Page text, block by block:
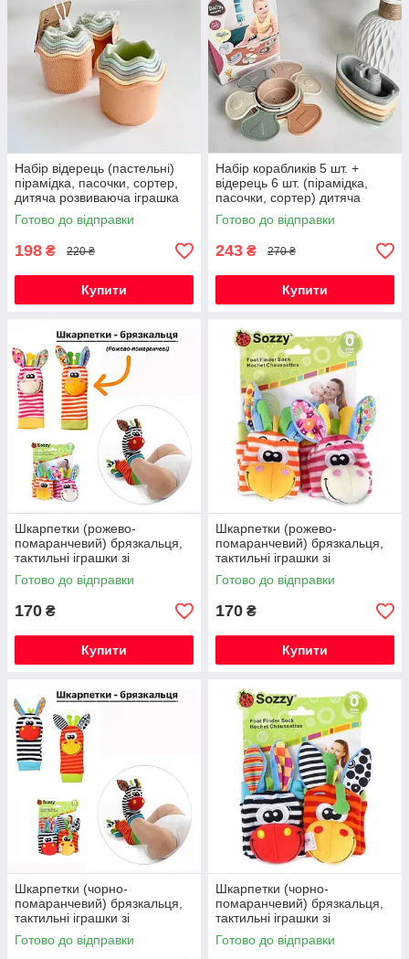
Набір відерець (пастельні)
пірамідка, пасочки, сортер,
дитяча розвиваюча іграшка
для ванної
Готово до відправки
198 ₴ 220 ₴
Купити
Набір корабликів 5 шт. +
відерець 6 шт. (пірамідка,
пасочки, сортер) дитяча
розвиваюча іграшка для
ванної
Готово до відправки
243 ₴ 270 ₴
Купити
Шкарпетки (рожево-
помаранчевий) брязкальця,
тактильні іграшки зі
звірятами, розвиваючі для
малюків, шарудять і дзвенять
Готово до відправки
170 ₴
Купити
Шкарпетки (рожево-
помаранчевий) брязкальця,
тактильні іграшки зі
звірятами, розвиваючі для
малюків, шарудять і дзвенять
Готово до відправки
170 ₴
Купити
Шкарпетки (чорно-
помаранчевий) брязкальця,
тактильні іграшки зі
звірятами, розвиваючі для
малюків, шарудять і дзвенять
Готово до відправки
Шкарпетки (чорно-
помаранчевий) брязкальця,
тактильні іграшки зі
звірятами, розвиваючі для
малюків, шарудять і дзвенять
Готово до відправки